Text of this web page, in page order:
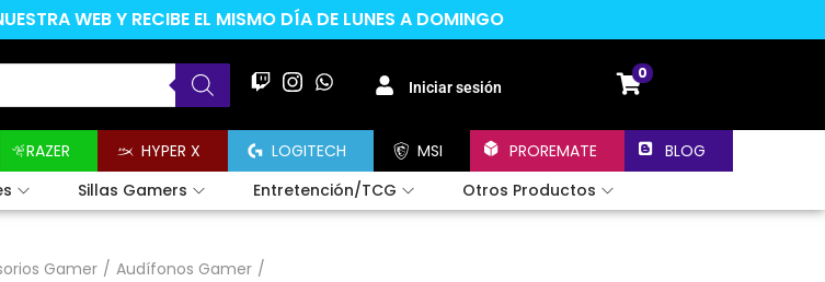
WEB Y RECIBE EL MISMO DÍA DE LUNES A DOMINGO
Iniciar sesión
0
RAZER HYPER X LOGITECH MSI PROREMATE
BLOG
Sillas Gamers Entretención/TCG Otros Productos
Gamer / Audífonos Gamer /